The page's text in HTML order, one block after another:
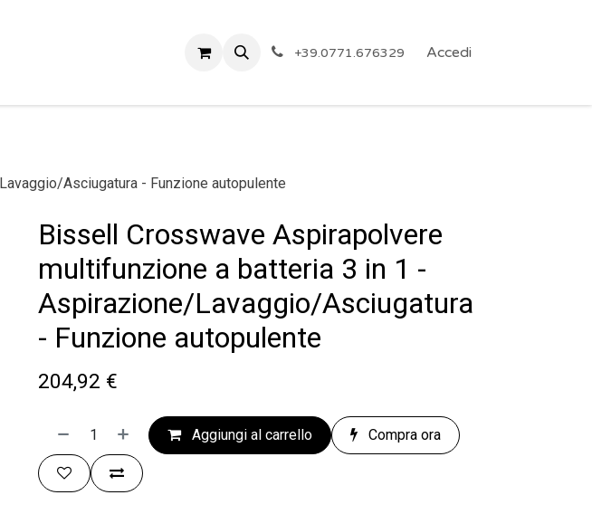
Politica Privacy Eventi ARTICOLI A PREZZO SHOCK!
+39.0771.676329 Accedi
Asciugatura - Funzione autopulente
Bissell Crosswave Aspirapolvere
multifunzione a batteria 3 in 1 -
Aspirazione/Lavaggio/Asciugatura
- Funzione autopulente
204,92 €
Aggiungi al carrello Compra ora